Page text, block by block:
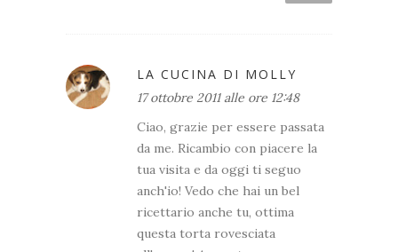
LA CUCINA DI MOLLY
17 ottobre 2011 alle ore 12:48
Ciao, grazie per essere passata
da me. Ricambio con piacere la
tua visita e da oggi ti seguo
anch'io! Vedo che hai un bel
ricettario anche tu, ottima
questa torta rovesciata